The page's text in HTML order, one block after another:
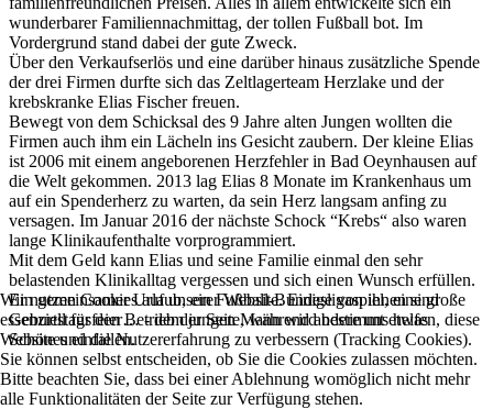
wunderbarer Familiennachmittag, der tollen Fußball bot. Im
Vordergrund stand dabei der gute Zweck.
Über den Verkaufserlös und eine darüber hinaus zusätzliche Spende
der drei Firmen durfte sich das Zeltlagerteam Herzlake und der
krebskranke Elias Fischer freuen.
Bewegt von dem Schicksal des 9 Jahre alten Jungen wollten die
Firmen auch ihm ein Lächeln ins Gesicht zaubern. Der kleine Elias
ist 2006 mit einem angeborenen Herzfehler in Bad Oeynhausen auf
die Welt gekommen. 2013 lag Elias 8 Monate im Krankenhaus um
auf ein Spenderherz zu warten, da sein Herz langsam anfing zu
versagen. Im Januar 2016 der nächste Schock “Krebs“ also waren
lange Klinikaufenthalte vorprogrammiert.
Mit dem Geld kann Elias und seine Familie einmal den sehr
belastenden Klinikalltag vergessen und sich einen Wunsch erfüllen.
Ein gemeinsamer Urlaub, ein Fußball-Bundesligaspiel, eine große
Geburtstagsfeier… - dem jungen Mann wird bestimmt etwas
Schönes einfallen.
Wir nutzen Cookies auf unserer Website. Einige von ihnen sind
essenziell für den Betrieb der Seite, während andere uns helfen, diese
Website und die Nutzererfahrung zu verbessern (Tracking Cookies).
Sie können selbst entscheiden, ob Sie die Cookies zulassen möchten.
Bitte beachten Sie, dass bei einer Ablehnung womöglich nicht mehr
alle Funktionalitäten der Seite zur Verfügung stehen.